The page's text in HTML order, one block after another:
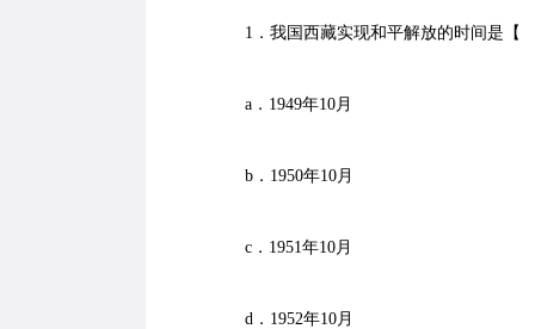
1．我国西藏实现和平解放的时间是
a．1949年10月
b．1950年10月
c．1951年10月
d．1952年10月